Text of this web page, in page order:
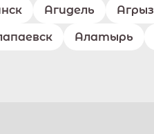
Агидель Агрыз
Алатырь